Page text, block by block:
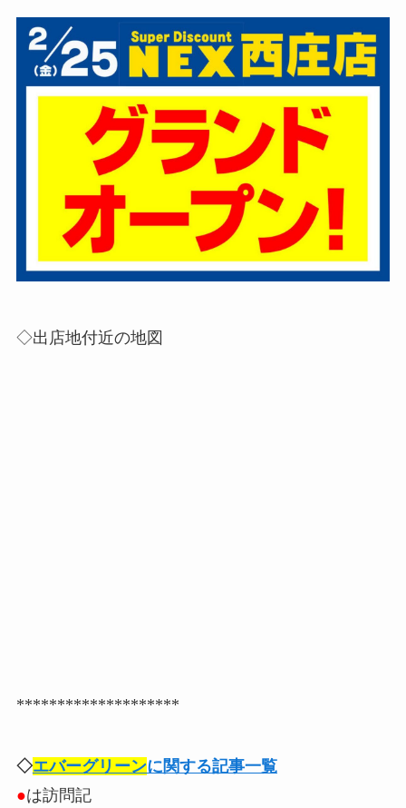
◇出店地付近の地図
********************
◇エバーグリーンに関する記事一覧
●は訪問記